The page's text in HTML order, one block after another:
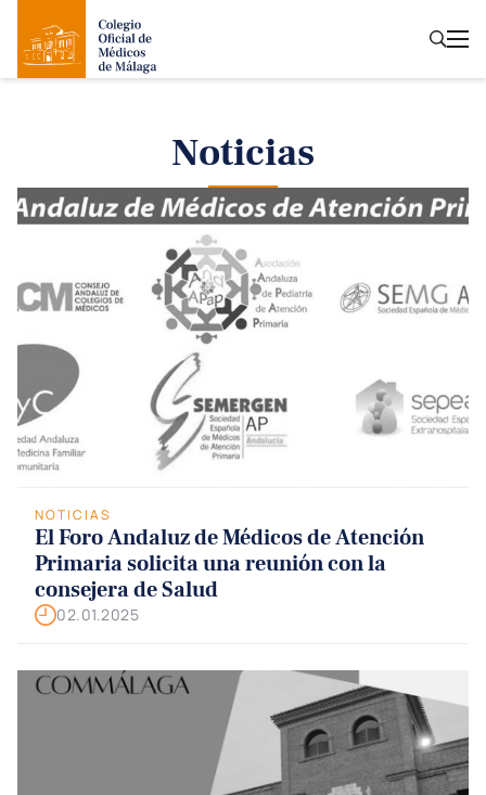
Noticias
NOTICIAS
El Foro Andaluz de Médicos de Atención
Primaria solicita una reunión con la
consejera de Salud
02.01.2025